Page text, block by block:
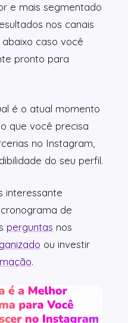
e mais segmentado
nos canais
caso você
pronto para
é o atual momento
que você precisa
no Instagram,
do seu perfil.
interessante
de
perguntas nos
ou investir
.